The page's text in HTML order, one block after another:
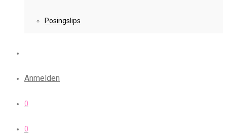
Posingslips
Anmelden
0
0